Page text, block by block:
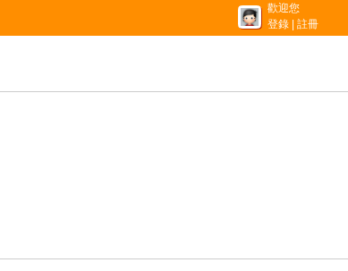
歡迎您
登錄
註冊